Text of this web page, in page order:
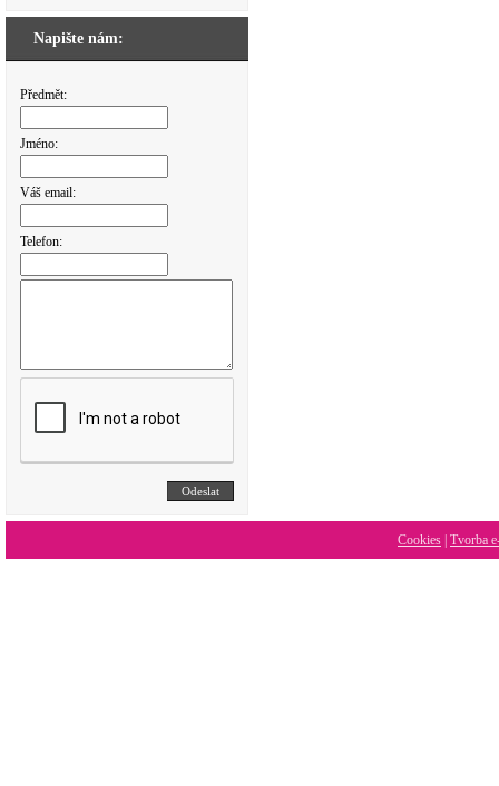
Napište nám:
Předmět:
Jméno:
Váš email:
Telefon:
Cookies Tvorba